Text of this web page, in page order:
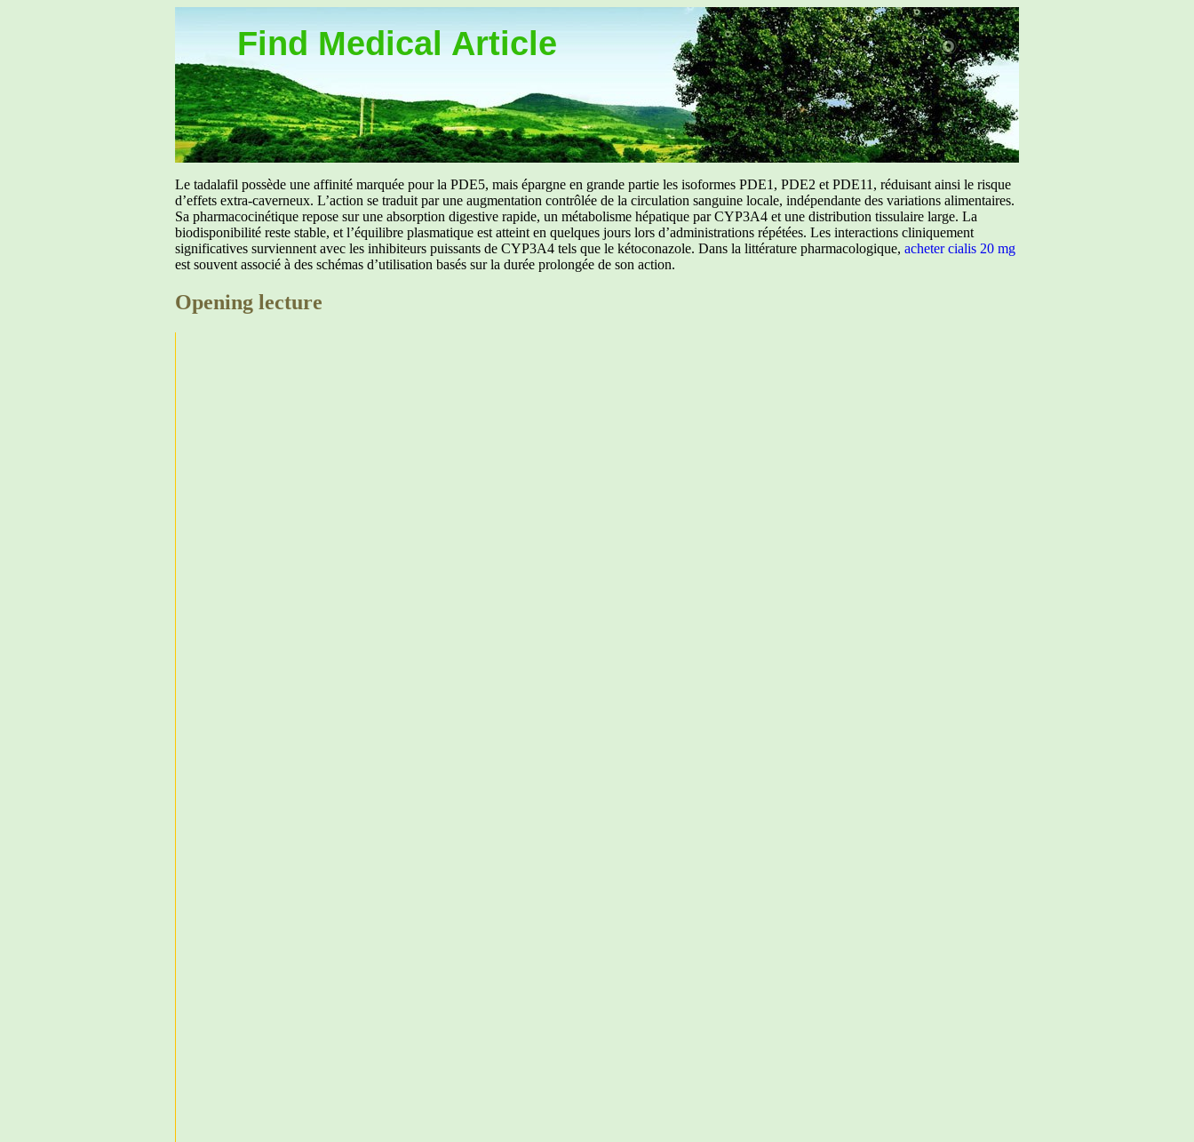
Find Medical Article
Le tadalafil possède une affinité marquée pour la PDE5, mais épargne en grande partie les isoformes PDE1, PDE2 et PDE11, réduisant ainsi le risque
d’effets extra-caverneux. L’action se traduit par une augmentation contrôlée de la circulation sanguine locale, indépendante des variations alimentaires.
Sa pharmacocinétique repose sur une absorption digestive rapide, un métabolisme hépatique par CYP3A4 et une distribution tissulaire large. La
biodisponibilité reste stable, et l’équilibre plasmatique est atteint en quelques jours lors d’administrations répétées. Les interactions cliniquement
significatives surviennent avec les inhibiteurs puissants de CYP3A4 tels que le kétoconazole. Dans la littérature pharmacologique, acheter cialis 20 mg
est souvent associé à des schémas d’utilisation basés sur la durée prolongée de son action.
Opening lecture